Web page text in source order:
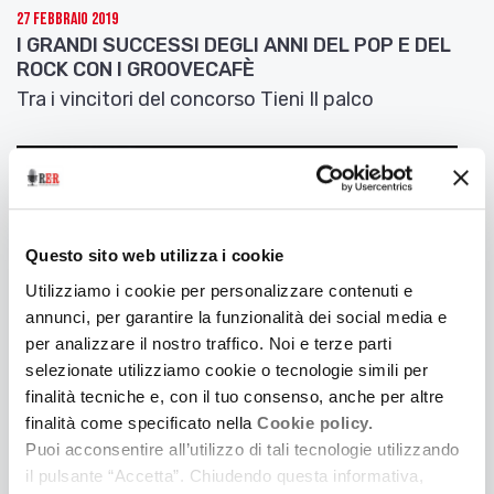
Questo sito web utilizza i cookie
Utilizziamo i cookie per personalizzare contenuti e
annunci, per garantire la funzionalità dei social media e
per analizzare il nostro traffico. Noi e terze parti
selezionate utilizziamo cookie o tecnologie simili per
finalità tecniche e, con il tuo consenso, anche per altre
finalità come specificato nella Cookie policy.
Puoi acconsentire all’utilizzo di tali tecnologie utilizzando
il pulsante “Accetta”. Chiudendo questa informativa,
Ogni tua canzone è un viaggio a sé. Ti piace essere
ironica, leggera e usi spesso un linguaggio
simbolico, surreale. Cosa vuoi comunicare con la
tua musica?
Cosa c’è nel futuro di Ivana Cecoli?
Ringraziamo e salutiamo
Ivana Cecoliascoltando il
branoE dico iotratto dal cdIl mondo sopra un
Cari ascoltatori di RadioEmiliaRomagna vi diamo
appuntamento alla prossima puntata di “Scelto
per voi”
www.myspace.com/ivanacecoli
27 Febbraio 2019
I GRANDI SUCCESSI DEGLI ANNI DEL POP E DEL
ROCK CON I GROOVECAFÈ
Tra i vincitori del concorso Tieni Il palco
16 Febbraio 2019
LE FREQUENZE DI TESLA